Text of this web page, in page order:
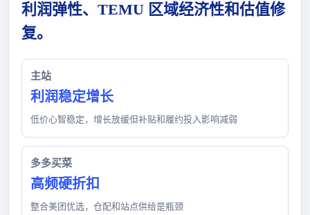
利润弹性、TEMU 区域经济性和估值修
复。
主站
利润稳定增长
低价心智稳定，增长放缓但补贴和履约投入影响减弱
多多买菜
高频硬折扣
整合美团优选，仓配和站点供给是瓶颈